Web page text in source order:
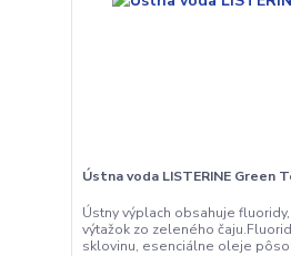
Ústna voda LISTERINE Green
Ústny výplach obsahuje
výtažok zo zeleného
sklovinu, esenciálne oleje